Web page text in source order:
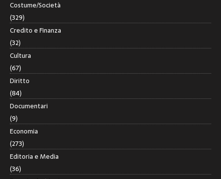
Costume/Società
(329)
Credito e Finanza
(32)
Cultura
(67)
Diritto
(84)
Documentari
(9)
Economia
(273)
Editoria e Media
(36)